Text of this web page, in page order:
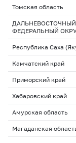
Томская область
ДАЛЬНЕВОСТОЧНЫЙ
ФЕДЕРАЛЬНЫЙ
Республика Саха
Камчатский край
Приморский край
Хабаровский край
Амурская область
Магаданская